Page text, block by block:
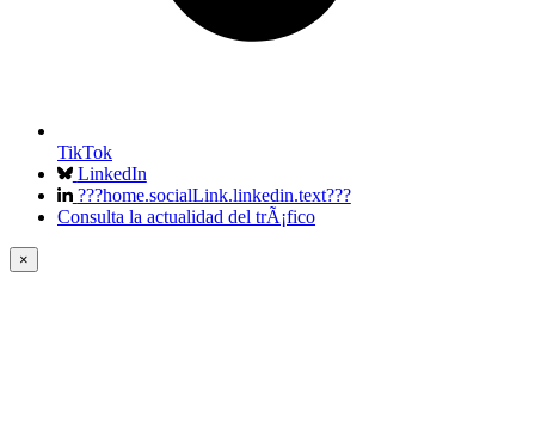
TikTok
LinkedIn
???home.socialLink.linkedin.text???
Consulta la actualidad del trÃ¡fico
×